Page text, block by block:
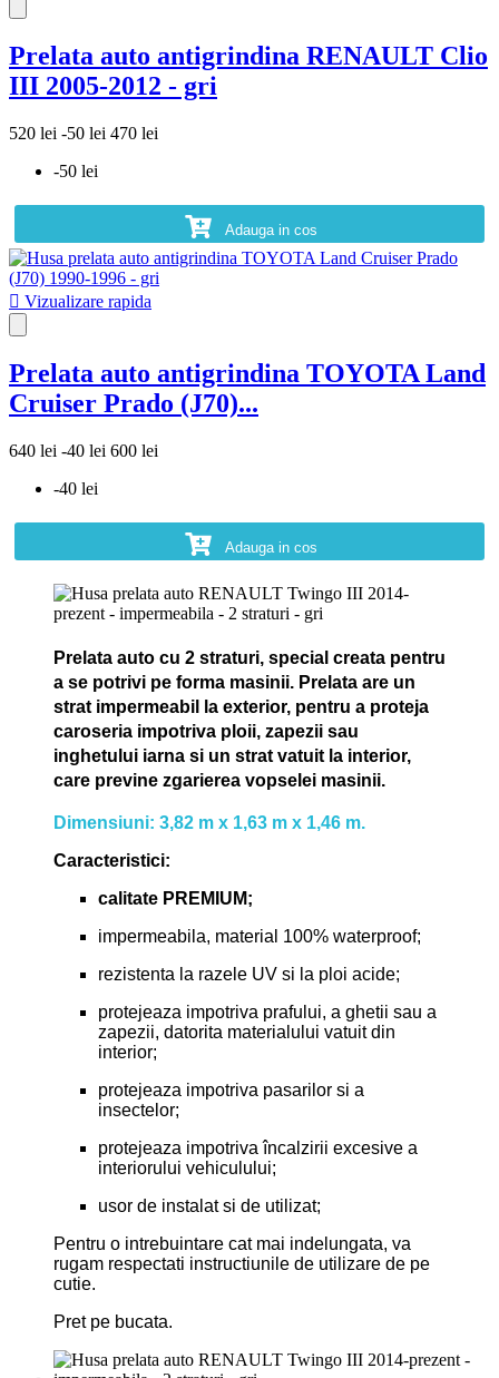
Prelata auto antigrindina RENAULT Clio
III 2005-2012 - gri
520 lei -50 lei 470 lei
-50 lei
Adauga in cos
 Vizualizare rapida
Prelata auto antigrindina TOYOTA Land
Cruiser Prado (J70)...
640 lei -40 lei 600 lei
-40 lei
Adauga in cos
Prelata auto cu 2 straturi, special creata pentru
a se potrivi pe forma masinii. Prelata are un
strat impermeabil la exterior, pentru a proteja
caroseria impotriva ploii, zapezii sau
inghetului iarna si un strat vatuit la interior,
care previne zgarierea vopselei masinii.
Dimensiuni: 3,82 m x 1,63 m x 1,46 m.
Caracteristici:
calitate PREMIUM;
impermeabila, material 100% waterproof;
rezistenta la razele UV si la ploi acide;
protejeaza impotriva prafului, a ghetii sau a
zapezii, datorita materialului vatuit din
interior;
protejeaza impotriva pasarilor si a
insectelor;
protejeaza impotriva încalzirii excesive a
interiorului vehiculului;
usor de instalat si de utilizat;
Pentru o intrebuintare cat mai indelungata, va
rugam respectati instructiunile de utilizare de pe
cutie.
Pret pe bucata.